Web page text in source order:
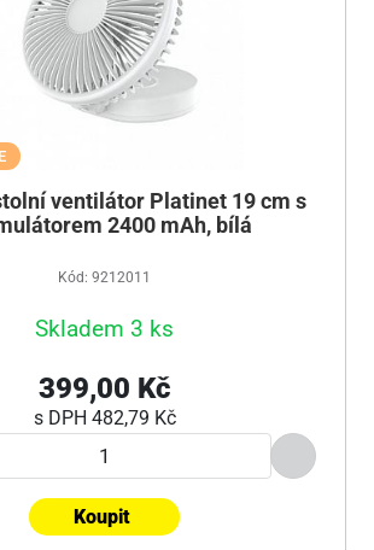
ventilátor Platinet 19 cm s
2400 mAh, bílá
Kód: 9212011
Skladem 3 ks
399,00 Kč
s DPH 482,79 Kč
Koupit